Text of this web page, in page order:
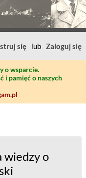
się lub Zaloguj się
o wsparcie.
i pamięć o naszych
wiedzy o